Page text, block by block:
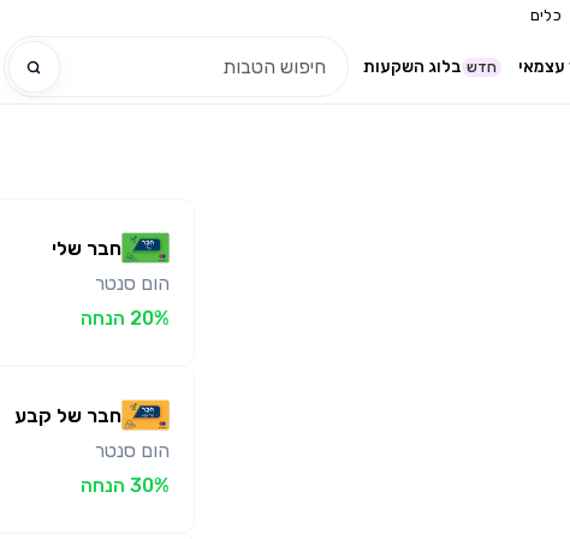
כלים
בלוג השקעות חדש
חבר שלי
הום סנטר
20% הנחה
חבר של קבע
הום סנטר
30% הנחה